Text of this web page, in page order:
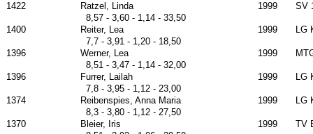
1422
Ratzel, Linda 1999
SV
8,57 - 3,60 - 1,14 - 33,50
1400
Reiter, Lea 1999
LG
7,7 - 3,91 - 1,20 - 18,50
1396
Werner, Lea 1999
8,51 - 3,47 - 1,14 - 32,00
1396
Furrer, Lailah 1999
LG
7,8 - 3,95 - 1,12 - 23,00
1374
Reibenspies, Anna Maria 1999
LG
8,3 - 3,80 - 1,12 - 27,50
1370
Bleier, Iris 1999
TV